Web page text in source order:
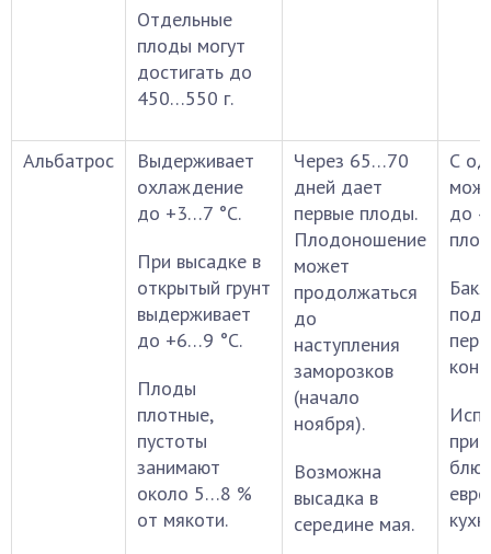
Отдельные
плоды могут
достигать до
450…550 г.
Альбатрос
Выдерживает
охлаждение
до +3…7 °С.
При высадке в
открытый грунт
выдерживает
до +6…9 °С.
Плоды
плотные,
пустоты
занимают
около 5…8 %
от мякоти.
Через 65…70
дней дает
первые плоды.
Плодоношение
может
продолжаться
до
наступления
заморозков
(начало
ноября).
Возможна
высадка в
середине мая.
С
до